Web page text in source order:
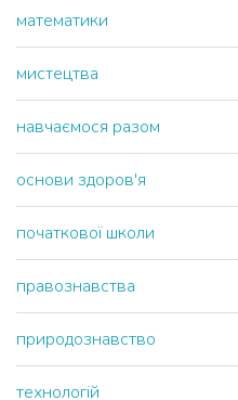
математики
мистецтва
навчаємося разом
основи здоров'я
початкової школи
правознавства
природознавство
технологій